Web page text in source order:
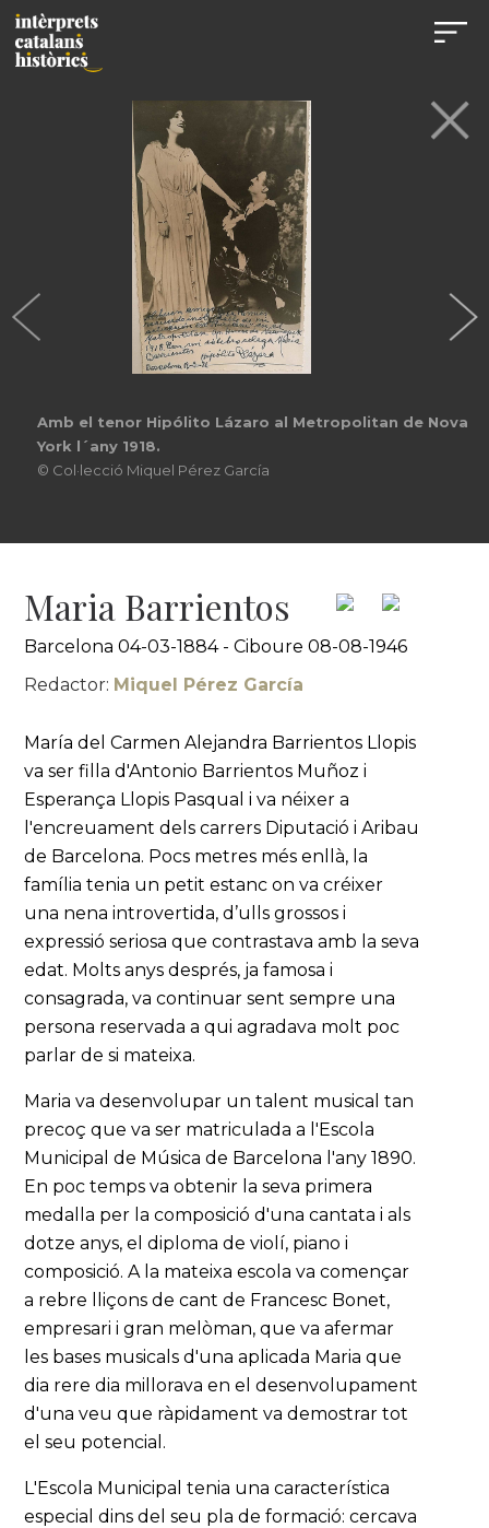
Amb el tenor Hipólito Lázaro al Metropolitan de Nova
York l´any 1918.
© Col·lecció Miquel Pérez García
Maria Barrientos
Barcelona 04-03-1884 - Ciboure 08-08-1946
Redactor: Miquel Pérez García
María del Carmen Alejandra Barrientos Llopis
va ser filla d'Antonio Barrientos Muñoz i
Esperança Llopis Pasqual i va néixer a
l'encreuament dels carrers Diputació i Aribau
de Barcelona. Pocs metres més enllà, la
família tenia un petit estanc on va créixer
una nena introvertida, d’ulls grossos i
expressió seriosa que contrastava amb la seva
edat. Molts anys després, ja famosa i
consagrada, va continuar sent sempre una
persona reservada a qui agradava molt poc
parlar de si mateixa.
Maria va desenvolupar un talent musical tan
precoç que va ser matriculada a l'Escola
Municipal de Música de Barcelona l'any 1890.
En poc temps va obtenir la seva primera
medalla per la composició d'una cantata i als
dotze anys, el diploma de violí, piano i
composició. A la mateixa escola va començar
a rebre lliçons de cant de Francesc Bonet,
empresari i gran melòman, que va afermar
les bases musicals d'una aplicada Maria que
dia rere dia millorava en el desenvolupament
d'una veu que ràpidament va demostrar tot
el seu potencial.
L'Escola Municipal tenia una característica
especial dins del seu pla de formació: cercava